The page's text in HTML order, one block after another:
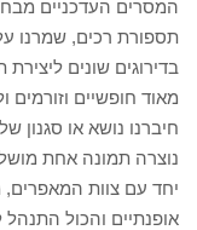
תספורת רכים, שמרנו
בדירוגים שונים
מאוד חופשיים
חיברנו נושא או סגנון
נוצרה תמונה אחת
יחד עם צוות המאפרים,
אופנתיים והכול